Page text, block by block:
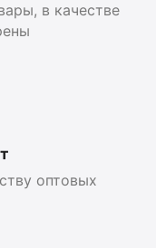
в качестве
оптовых